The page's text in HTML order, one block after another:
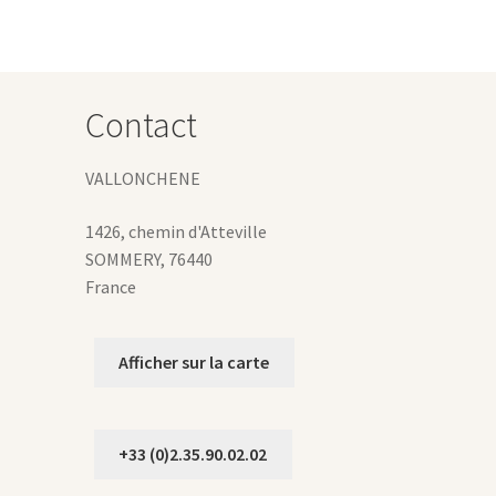
Contact
VALLONCHENE
1426, chemin d'Atteville
SOMMERY, 76440
France
Afficher sur la carte
+33 (0)2.35.90.02.02